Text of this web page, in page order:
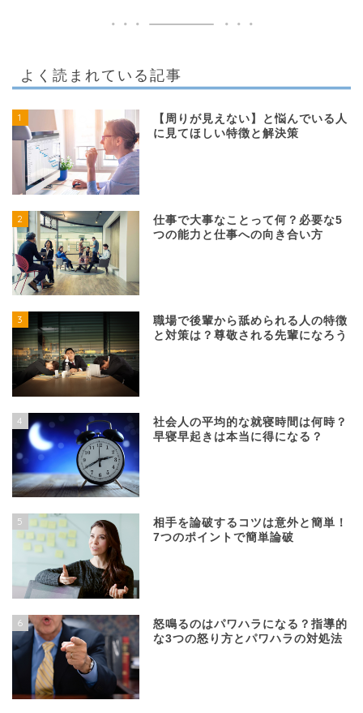
よく読まれている記事
1
【周りが見えない】と悩んでいる人
に見てほしい特徴と解決策
2
仕事で大事なことって何？必要な5
つの能力と仕事への向き合い方
3
職場で後輩から舐められる人の特徴
と対策は？尊敬される先輩になろう
4
社会人の平均的な就寝時間は何時？
早寝早起きは本当に得になる？
5
相手を論破するコツは意外と簡単！
7つのポイントで簡単論破
6
怒鳴るのはパワハラになる？指導的
な3つの怒り方とパワハラの対処法